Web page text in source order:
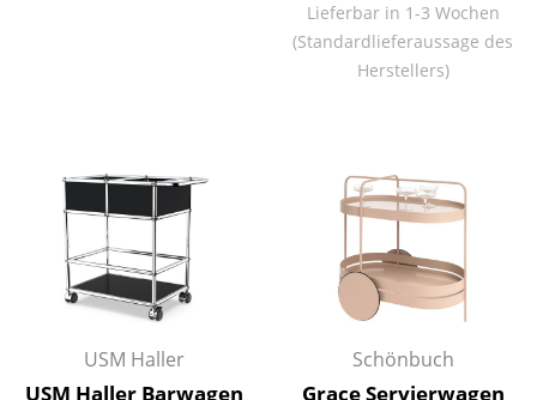
Garderoben
Kleinaufbewahrung
Einzelteile
... alle Aufbewahrungsmöbel
Lieferbar in 1-3 Wochen
(Standardlieferaussage des
Herstellers)
USM Haller
USM Haller Barwagen
Schönbuch
Grace Servierwagen